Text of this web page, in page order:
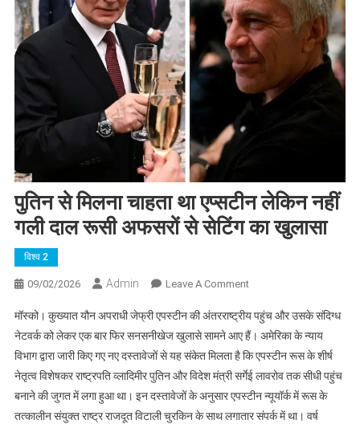
पुतिन से मिलना चाहता था एप्सटीन लेकिन नहीं
गली दाल रूसी अफसरों से सेटिंग का खुलासा
विश्व 2
09/02/2026 Admin Leave A CommentOn
से
मिलना
चाहता
था
एप्सटीन
लेकिन
मॉस्को। कुख्यात यौन अपराधी जेफ्री एपस्टीन की अंतरराष्ट्रीय पहुंच और उसके संदिग्ध
नेटवर्क को लेकर एक बार फिर सनसनीखेज खुलासे सामने आए हैं। अमेरिका के न्याय
विभाग द्वारा जारी किए गए नए दस्तावेजों से यह संकेत मिलता है कि एपस्टीन रूस के शीर्ष
नेतृत्व विशेषकर राष्ट्रपति व्लादिमीर पुतिन और विदेश मंत्री सर्गेई लावरोव तक सीधी पहुंच
बनाने की जुगत में लगा हुआ था। इन दस्तावेजों के अनुसार एपस्टीन न्यूयॉर्क में रूस के
तत्कालीन संयुक्त राष्ट्र राजदूत विटाली चुरकिन के साथ लगातार संपर्क में था। वर्ष